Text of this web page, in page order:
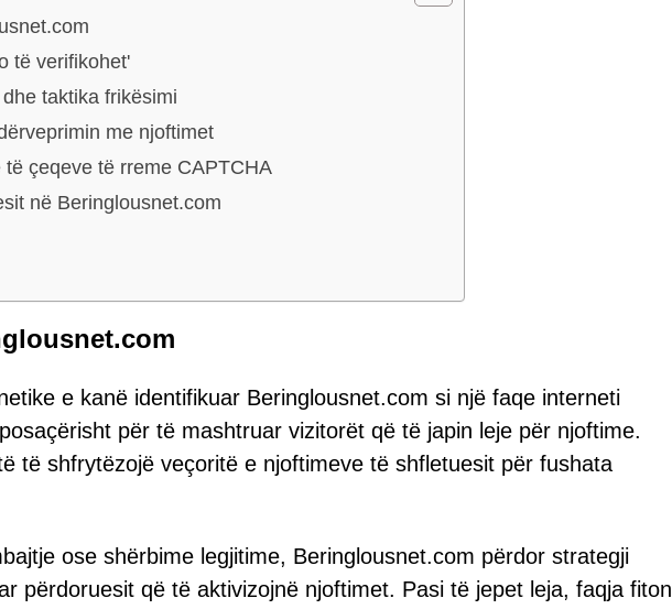
të verifikohet'
taktika frikësimi
me njoftimet
çeqeve të rreme CAPTCHA
në Beringlousnet.com
e kanë identifikuar Beringlousnet.com si një faqe interneti
për të mashtruar vizitorët që të japin leje për njoftime.
të shfrytëzojë veçoritë e njoftimeve të shfletuesit për fushata
ose shërbime legjitime, Beringlousnet.com përdor strategji
përdoruesit që të aktivizojnë njoftimet. Pasi të jepet leja, faqja fiton